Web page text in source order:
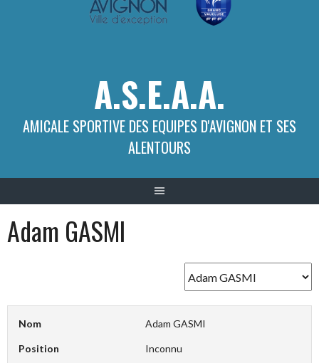
A.S.E.A.A.
AMICALE SPORTIVE DES EQUIPES D'AVIGNON ET SES
ALENTOURS
Adam GASMI
Nom Adam GASMI
Position Inconnu